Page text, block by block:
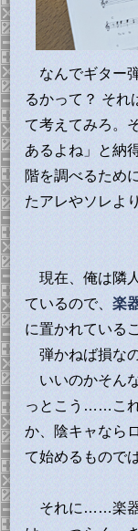
なんでギター
るかって？ そ
て考えてみろ。
あるよね」と納
階を調べるため
たアレやソレよ
現在、俺は隣
ているので、楽
に置かれている
弾かねば損な
いいのかそん
っとこう……これ
か、陰キャなら
て始めるもので
それに……楽器